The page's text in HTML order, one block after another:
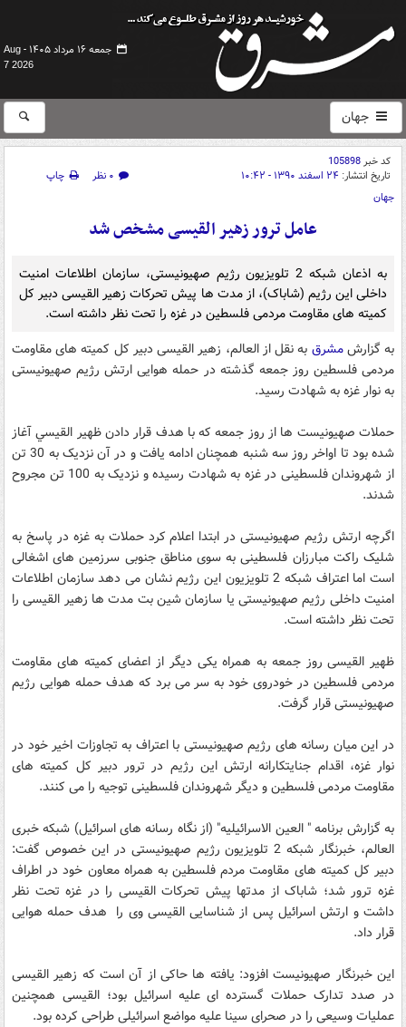
جمعه ۱۶ مرداد ۱۴۰۵ -
Aug
7 2026
جهان
کد خبر105898
تاریخ انتشار: ۲۴ اسفند ۱۳۹۰ - ۱۰:۴۲ ۰ نظر
چاپ
جهان
عامل ترور زهیر القیسی مشخص شد
به اذعان شبکه 2 تلویزیون رژیم صهیونیستی، سازمان اطلاعات امنیت
داخلی این رژیم (شاباک)، از مدت ها پیش تحرکات زهیر القیسی دبیر کل
کمیته های مقاومت مردمی فلسطین در غزه را تحت نظر داشته است.
به گزارشمشرق به نقل از العالم، زهیر القیسی دبیر کل کمیته های مقاومت
مردمی فلسطین روز جمعه گذشته در حمله هوایی ارتش رژیم صهیونیستی
به نوار غزه به شهادت رسید.
حملات صهیونیست ها از روز جمعه که با هدف قرار دادن ظهیر القیسي آغاز
شده بود تا اواخر روز سه شنبه همچنان ادامه یافت و در آن نزدیک به 30 تن
از شهروندان فلسطینی در غزه به شهادت رسیده و نزدیک به 100 تن مجروح
شدند.
اگرچه ارتش رژیم صهیونیستی در ابتدا اعلام کرد حملات به غزه در پاسخ به
شلیک راکت مبارزان فلسطینی به سوی مناطق جنوبی سرزمین های اشغالی
است اما اعتراف شبکه 2 تلویزیون این رژیم نشان می دهد سازمان اطلاعات
امنیت داخلی رژیم صهیونیستی یا سازمان شین بت مدت ها زهیر القیسی را
تحت نظر داشته است.
ظهیر القیسی روز جمعه به همراه یکی دیگر از اعضای کمیته های مقاومت
مردمی فلسطین در خودروی خود به سر می برد که هدف حمله هوایی رژیم
صهیونیستی قرار گرفت.
در این میان رسانه های رژیم صهیونیستی با اعتراف به تجاوزات اخیر خود در
نوار غزه، اقدام جنایتکارانه ارتش این رژیم در ترور دبیر کل کمیته های
مقاومت مردمی فلسطین و دیگر شهروندان فلسطینی توجیه را می کنند.
به گزارش برنامه " العین الاسرائیلیه" (از نگاه رسانه های اسرائیل) شبکه خبری
العالم، خبرنگار شبکه 2 تلویزیون رژیم صهیونیستی در این خصوص گفت:
دبیر کل کمیته های مقاومت مردم فلسطین به همراه معاون خود در اطراف
غزه ترور شد؛ شاباک از مدتها پیش تحرکات القیسی را در غزه تحت نظر
داشت و ارتش اسرائیل پس از شناسایی القیسی وی را هدف حمله هوایی
قرار داد.
این خبرنگار صهیونیست افزود: یافته ها حاکی از آن است که زهیر القیسی
در صدد تدارک حملات گسترده ای علیه اسرائیل بود؛ القیسی همچنین
عملیات وسیعی را در صحرای سینا علیه مواضع اسرائیلی طراحی کرده بود.